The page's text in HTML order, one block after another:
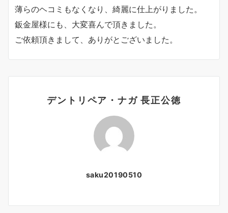
薄らのヘコミもなくなり、綺麗に仕上がりました。
鈑金屋様にも、大変喜んで頂きました。
ご依頼頂きまして、ありがとございました。
デントリペア・ナガ 長正公徳
saku20190510